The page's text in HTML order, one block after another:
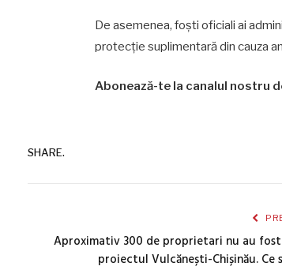
De asemenea, foști oficiali ai
protecție suplimentară din cauza
Abonează-te la canalul nostru
SHARE.
Aproximativ 300 de proprietari nu au
proiectul Vulcănești-Chișinău. Ce